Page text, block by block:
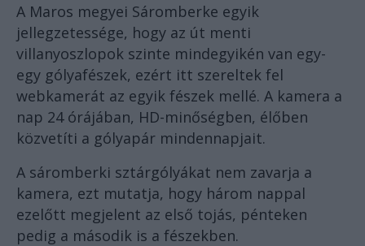
A Maros megyei Sáromberke egyik
jellegzetessége, hogy az út menti
villanyoszlopok szinte mindegyikén van egy-
egy gólyafészek, ezért itt szereltek fel
webkamerát az egyik fészek mellé. A kamera a
nap 24 órájában, HD-minőségben, élőben
közvetíti a gólyapár mindennapjait.
A sáromberki sztárgólyákat nem zavarja a
kamera, ezt mutatja, hogy három nappal
ezelőtt megjelent az első tojás, pénteken
pedig a második is a fészekben.